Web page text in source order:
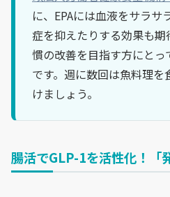
に、EPAには血液をサラサ
症を抑えたりする効果も
慣の改善を目指す方にと
です。週に数回は魚料理
けましょう。
腸活でGLP-1を活性化！「